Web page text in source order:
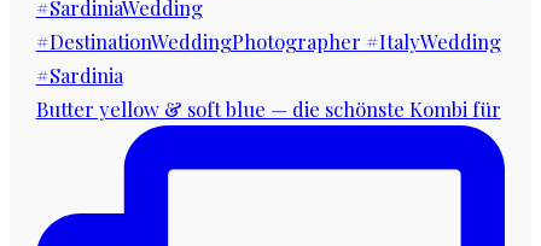
Butter yellow & soft blue — die schönste Kombi für